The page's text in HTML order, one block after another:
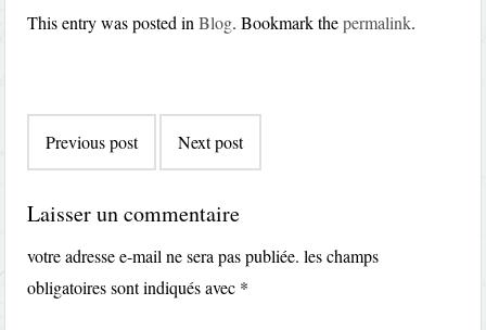
This entry was posted inBlog. Bookmark thepermalink.
navigation
Previous post Next post
Laisser un commentaire
votre adresse e-mail ne sera pas publiée. les champs
obligatoires sont indiqués avec *